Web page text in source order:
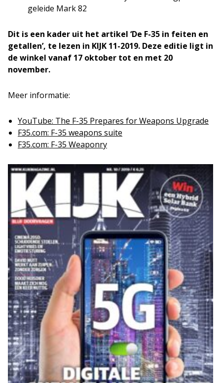
geleide Mark 82
Dit is een kader uit het artikel ‘De F-35 in feiten en
getallen’, te lezen in KIJK 11-2019. Deze editie ligt in
de winkel vanaf 17 oktober tot en met 20
november.
Meer informatie:
YouTube: The F-35 Prepares for Weapons Upgrade
F35.com: F-35 weapons suite
F35.com: F-35 Weaponry